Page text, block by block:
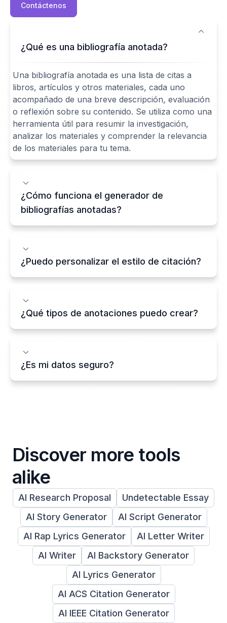
Contáctenos
¿Qué es una bibliografía anotada?
Una bibliografía anotada es una lista de citas a
libros, artículos y otros materiales, cada uno
acompañado de una breve descripción, evaluación
o reflexión sobre su contenido. Se utiliza como una
herramienta útil para resumir la investigación,
analizar los materiales y comprender la relevancia
de los materiales para tu tema.
¿Cómo funciona el generador de
bibliografías anotadas?
¿Puedo personalizar el estilo de citación?
¿Qué tipos de anotaciones puedo crear?
¿Es mi datos seguro?
Discover more tools
alike
AI Research Proposal
Undetectable Essay
AI Story Generator
AI Script Generator
AI Rap Lyrics Generator
AI Letter Writer
AI Writer
AI Backstory Generator
AI Lyrics Generator
AI ACS Citation Generator
AI IEEE Citation Generator